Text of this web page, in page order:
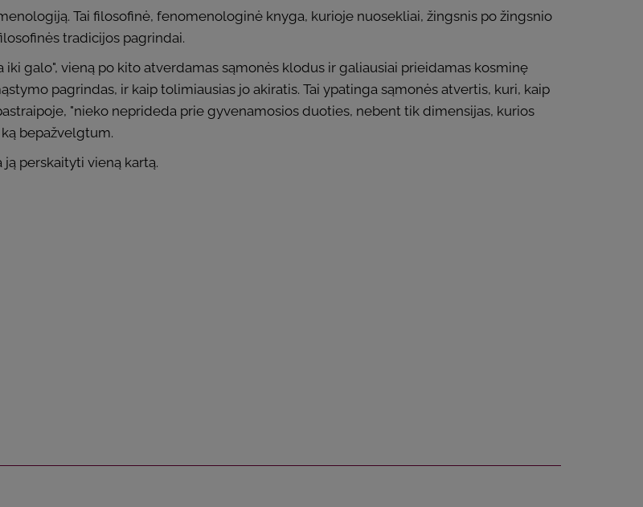
Tai filosofinė, fenomenologinė knyga, kurioje nuosekliai, žingsnis po žingsnio
tradicijos pagrindai.
galo", vieną po kito atverdamas sąmonės klodus ir galiausiai prieidamas kosminę
pagrindas, ir kaip tolimiausias jo akiratis. Tai ypatinga sąmonės atvertis, kuri, kaip
"nieko neprideda prie gyvenamosios duoties, nebent tik dimensijas, kurios
bepažvelgtum.
perskaityti vieną kartą.